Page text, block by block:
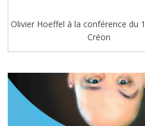
Olivier Hoeffel à la conférence du
Créon